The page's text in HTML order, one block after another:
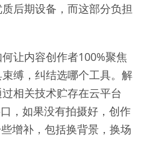
后期设备，而这部分负担
让内容创作者100%聚焦
缚，纠结选哪个工具。解
相关技术贮存在云平台
口，如果没有拍摄好，创作
增补，包括换背景，换场